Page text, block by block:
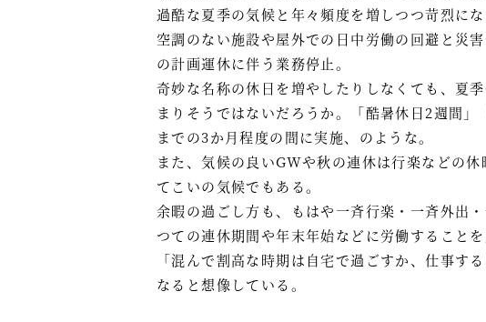
過酷な夏季の気候と年々頻度を増しつつ苛烈に
空調のない施設や屋外での日中労働の回避と災
の計画運休に伴う業務停止。
奇妙な名称の休日を増やしたりしなくても、夏
まりそうではないだろうか。「酷暑休日2週間
までの3か月程度の間に実施、のような。
また、気候の良いGWや秋の連休は行楽などの
てこいの気候でもある。
余暇の過ごし方も、もはや一斉行楽・一斉外出
つての連休期間や年末年始などに労働すること
「混んで割高な時期は自宅で過ごすか、仕事す
なると想像している。